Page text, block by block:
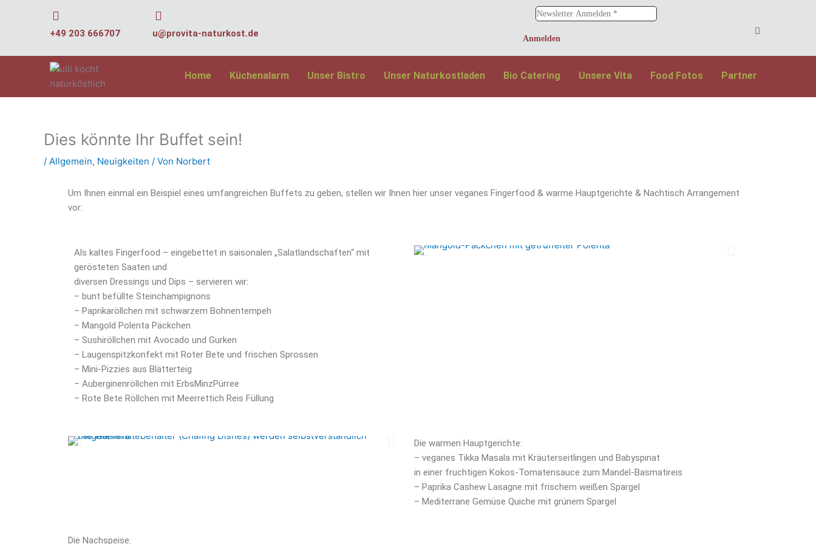
+49 203 666707 u@provita-naturkost.de
Home Küchenalarm Unser Bistro Unser Naturkostladen Bio Catering Unsere Vita Food Fotos Partner
Dies könnte Ihr Buffet sein!
/ Allgemein, Neuigkeiten / Von Norbert
Um Ihnen einmal ein Beispiel eines umfangreichen Buffets zu geben, stellen wir Ihnen hier unser veganes Fingerfood & warme Hauptgerichte & Nachtisch Arrangement
vor:
Als kaltes Fingerfood – eingebettet in saisonalen „Salatlandschaften“ mit
gerösteten Saaten und
diversen Dressings und Dips – servieren wir:
– bunt befüllte Steinchampignons
– Paprikaröllchen mit schwarzem Bohnentempeh
– Mangold Polenta Päckchen
– Sushiröllchen mit Avocado und Gurken
– Laugenspitzkonfekt mit Roter Bete und frischen Sprossen
– Mini-Pizzies aus Blätterteig
– Auberginenröllchen mit ErbsMinzPürree
– Rote Bete Röllchen mit Meerrettich Reis Füllung
Die warmen Hauptgerichte:
– veganes Tikka Masala mit Kräuterseitlingen und Babyspinat
in einer fruchtigen Kokos-Tomatensauce zum Mandel-Basmatireis
– Paprika Cashew Lasagne mit frischem weißen Spargel
– Mediterrane Gemüse Quiche mit grünem Spargel
Die Nachspeise: